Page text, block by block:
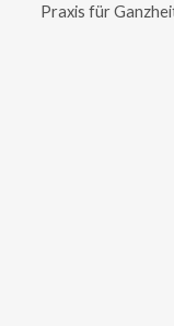
Praxis für